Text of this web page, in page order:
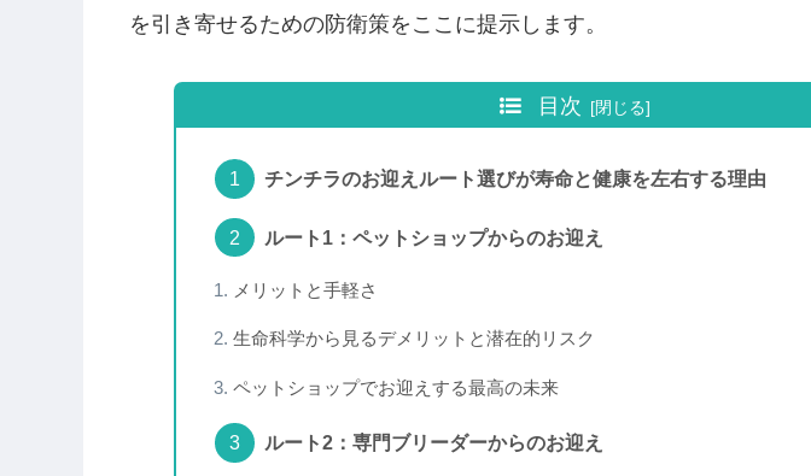
を引き寄せるための防衛策をここに提示します。
目次
チンチラのお迎えルート選びが寿命と健康を左右する理由
ルート1：ペットショップからのお迎え
メリットと手軽さ
生命科学から見るデメリットと潜在的リスク
ペットショップでお迎えする最高の未来
ルート2：専門ブリーダーからのお迎え